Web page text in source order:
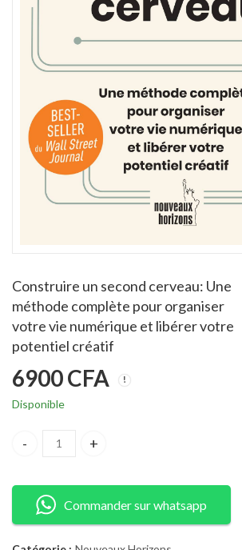
Construire un second cerveau: Une
méthode complète pour organiser
votre vie numérique et libérer votre
potentiel créatif
6900CFA
Disponible
Construire un second cerveau: Une
Commander sur whatsapp
3.00
6000CFA